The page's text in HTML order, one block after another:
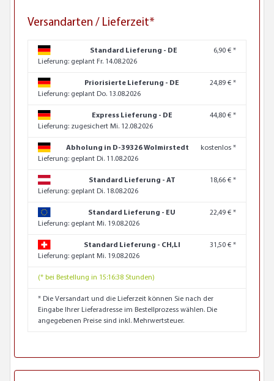
Versandarten / Lieferzeit*
Standard Lieferung - DE
6,90 € *
Lieferung: geplant Fr. 14.08.2026
Priorisierte Lieferung - DE
24,89 € *
Lieferung: geplant Do. 13.08.2026
Express Lieferung - DE
44,80 € *
Lieferung: zugesichert Mi. 12.08.2026
Abholung in D-39326 Wolmirstedt
kostenlos *
Lieferung: geplant Di. 11.08.2026
Standard Lieferung - AT
18,66 € *
Lieferung: geplant Di. 18.08.2026
Standard Lieferung - EU
22,49 € *
Lieferung: geplant Mi. 19.08.2026
Standard Lieferung - CH,LI
31,50 € *
Lieferung: geplant Mi. 19.08.2026
(* bei Bestellung in 15:16:37 Stunden)
* Die Versandart und die Lieferzeit können Sie nach der
Eingabe Ihrer Lieferadresse im Bestellprozess wählen. Die
angegebenen Preise sind inkl. Mehrwertsteuer.